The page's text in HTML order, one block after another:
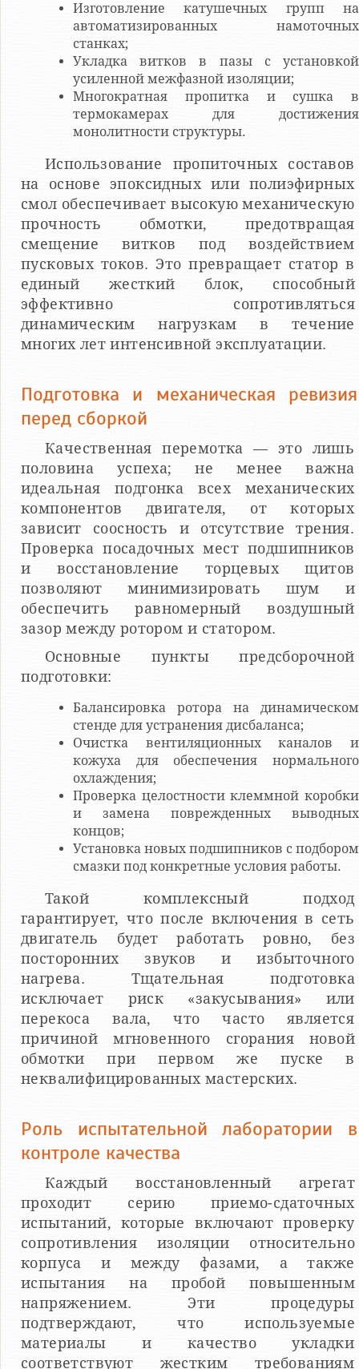
Изготовление катушечных групп на
автоматизированных намоточных
станках;
Укладка витков в пазы с установкой
усиленной межфазной изоляции;
Многократная пропитка и сушка в
термокамерах для достижения
монолитности структуры.
Использование пропиточных составов
на основе эпоксидных или полиэфирных
смол обеспечивает высокую механическую
прочность обмотки, предотвращая
смещение витков под воздействием
пусковых токов. Это превращает статор в
единый жесткий блок, способный
эффективно сопротивляться
динамическим нагрузкам в течение
многих лет интенсивной эксплуатации.
Подготовка и механическая ревизия
перед сборкой
Качественная перемотка — это лишь
половина успеха; не менее важна
идеальная подгонка всех механических
компонентов двигателя, от которых
зависит соосность и отсутствие трения.
Проверка посадочных мест подшипников
и восстановление торцевых щитов
позволяют минимизировать шум и
обеспечить равномерный воздушный
зазор между ротором и статором.
Основные пункты предсборочной
подготовки:
Балансировка ротора на динамическом
стенде для устранения дисбаланса;
Очистка вентиляционных каналов и
кожуха для обеспечения нормального
охлаждения;
Проверка целостности клеммной коробки
и замена поврежденных выводных
концов;
Установка новых подшипников с подбором
смазки под конкретные условия работы.
Такой комплексный подход
гарантирует, что после включения в сеть
двигатель будет работать ровно, без
посторонних звуков и избыточного
нагрева. Тщательная подготовка
исключает риск «закусывания» или
перекоса вала, что часто является
причиной мгновенного сгорания новой
обмотки при первом же пуске в
неквалифицированных мастерских.
Роль испытательной лаборатории в
контроле качества
Каждый восстановленный агрегат
проходит серию приемо-сдаточных
испытаний, которые включают проверку
сопротивления изоляции относительно
корпуса и между фазами, а также
испытания на пробой повышенным
напряжением. Эти процедуры
подтверждают, что используемые
материалы и качество укладки
соответствуют жестким требованиям